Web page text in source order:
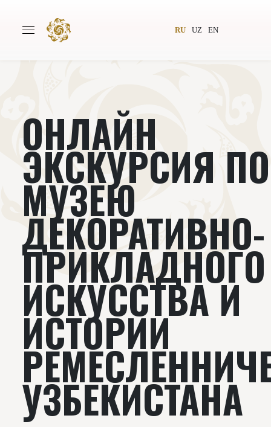
RU UZ EN
Издательство Новости
Проекты
Книги
ОНЛАЙН
ЭКСКУРСИЯ ПО
МУЗЕЮ
ДЕКОРАТИВНО-
ПРИКЛАДНОГО
ИСКУССТВА И
ИСТОРИИ
УЗБЕКИСТАНА